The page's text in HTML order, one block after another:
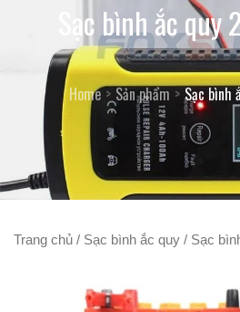
Sạc bình ắc quy
Home Sản phẩm Sạc bình
Trang chủ / Sạc bình ắc quy / Sạc